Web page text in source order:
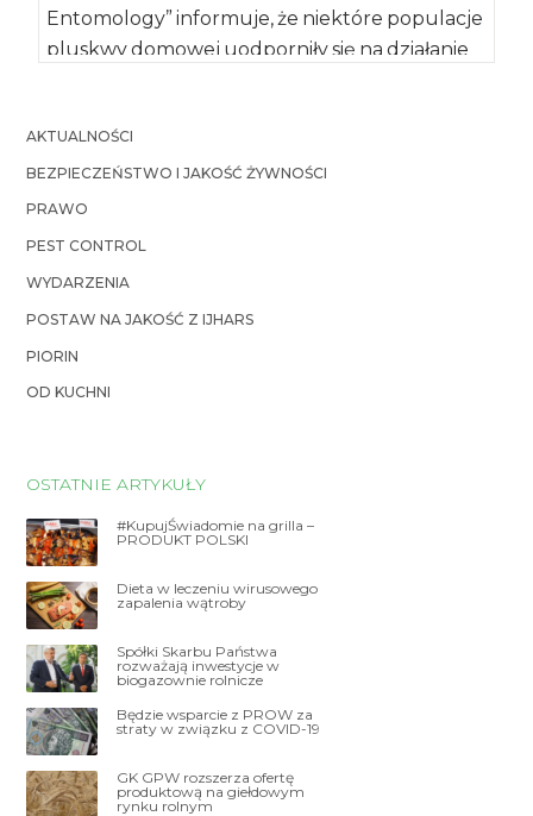
Entomology” informuje, że niektóre populacje
pluskwy domowej uodporniły się na działanie
AKTUALNOŚCI
BEZPIECZEŃSTWO I JAKOŚĆ ŻYWNOŚCI
PRAWO
PEST CONTROL
WYDARZENIA
POSTAW NA JAKOŚĆ Z IJHARS
PIORIN
OD KUCHNI
OSTATNIE ARTYKUŁY
#KupujŚwiadomie na grilla –
PRODUKT POLSKI
Dieta w leczeniu wirusowego
zapalenia wątroby
Spółki Skarbu Państwa
rozważają inwestycje w
biogazownie rolnicze
Będzie wsparcie z PROW za
straty w związku z COVID-19
GK GPW rozszerza ofertę
produktową na giełdowym
rynku rolnym